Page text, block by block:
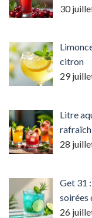
30
citron
29
Litre
28
Get 31
soirées
26